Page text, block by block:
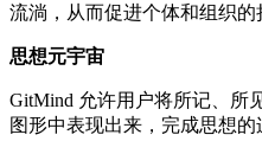
流淌，从而促进个体和组织的
思想元宇宙
GitMind 允许用户将所记、所
图形中表现出来，完成思想的